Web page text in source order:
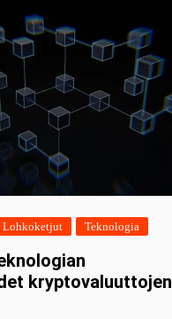
Lohkoketjut Teknologia
kryptovaluuttojen